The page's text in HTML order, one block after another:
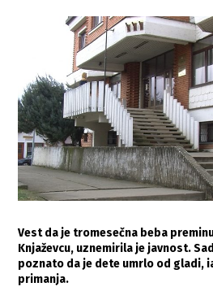
Vest da je tromesečna beba
Knjaževcu, uznemirila je javnost.
poznato da je dete umrlo od gladi,
primanja.